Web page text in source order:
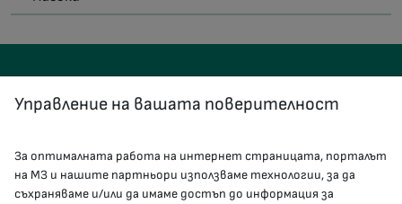
КОНТАКТИ
Управление на вашата поверителност
За оптималната работа на интернет страницата, порталът
на МЗ и нашите партньори използваме технологии, за да
съхраняваме и/или да имаме достъп до информация за